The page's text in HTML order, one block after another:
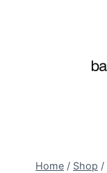
Home / Shop /